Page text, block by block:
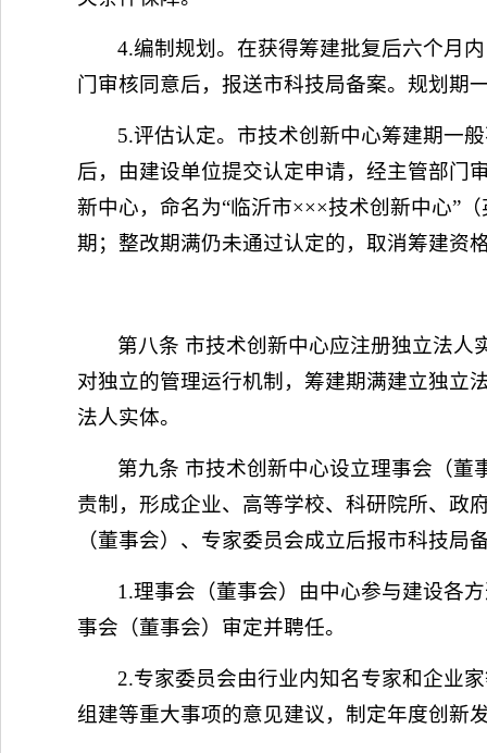
4.编制规划。在获得筹建批复后六个月
门审核同意后，报送市科技局备案。规划期
5.评估认定。市技术创新中心筹建期一
后，由建设单位提交认定申请，经主管部门
新中心，命名为“临沂市×××技术创新中心”
期；整改期满仍未通过认定的，取消筹建资
第八条 市技术创新中心应注册独立法
对独立的管理运行机制，筹建期满建立独立
法人实体。
第九条 市技术创新中心设立理事会（
责制，形成企业、高等学校、科研院所、政
（董事会）、专家委员会成立后报市科技局
1.理事会（董事会）由中心参与建设各
事会（董事会）审定并聘任。
2.专家委员会由行业内知名专家和企业
组建等重大事项的意见建议，制定年度创新